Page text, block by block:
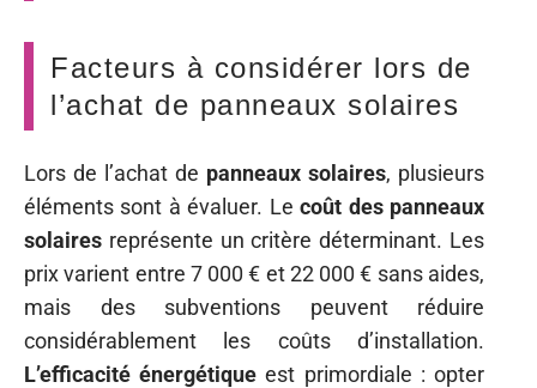
Facteurs à considérer lors de
l’achat de panneaux solaires
Lors de l’achat de panneaux solaires, plusieurs
éléments sont à évaluer. Lecoût des panneaux
solaires représente un critère déterminant. Les
prix varient entre 7 000 € et 22 000 € sans aides,
mais des subventions peuvent réduire
considérablement les coûts d’installation.
L’efficacité énergétique est primordiale : opter